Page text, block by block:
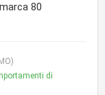
80
di